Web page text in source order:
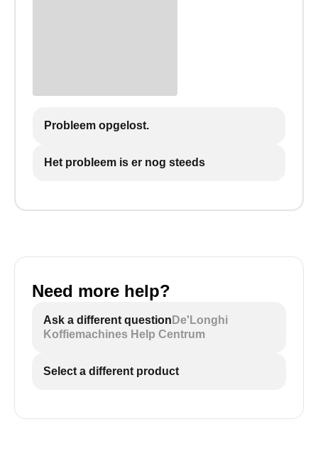
Probleem opgelost.
Het probleem is er nog steeds
Need more help?
Ask a different question De'Longhi
Koffiemachines Help Centrum
Select a different product